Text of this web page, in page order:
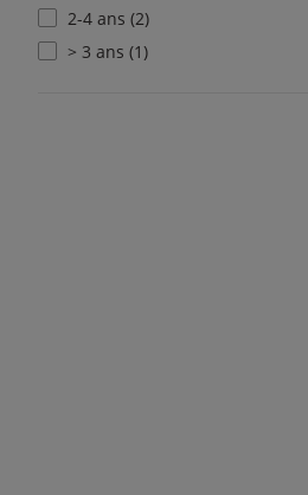
2-4 ans (2)
> 3 ans (1)